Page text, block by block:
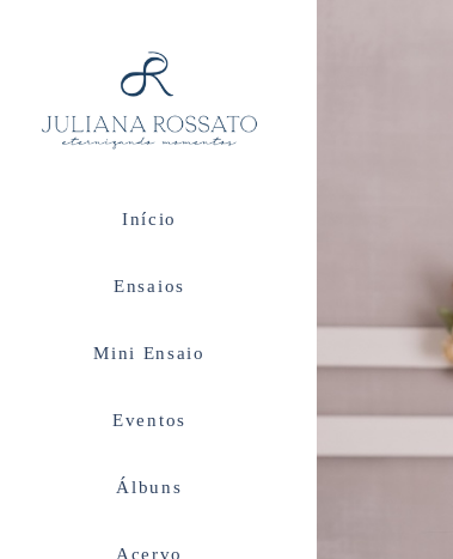
Início
Ensaios
Mini Ensaio
Eventos
Álbuns
Acervo